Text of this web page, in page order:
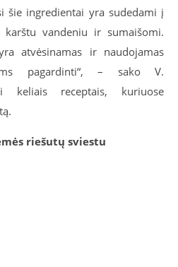
šie ingredientai yra sudedami į
vandeniu ir sumaišomi.
atvėsinamas ir naudojamas
pagardinti“, – sako V.
keliais receptais, kuriuose
riešutų sviestu